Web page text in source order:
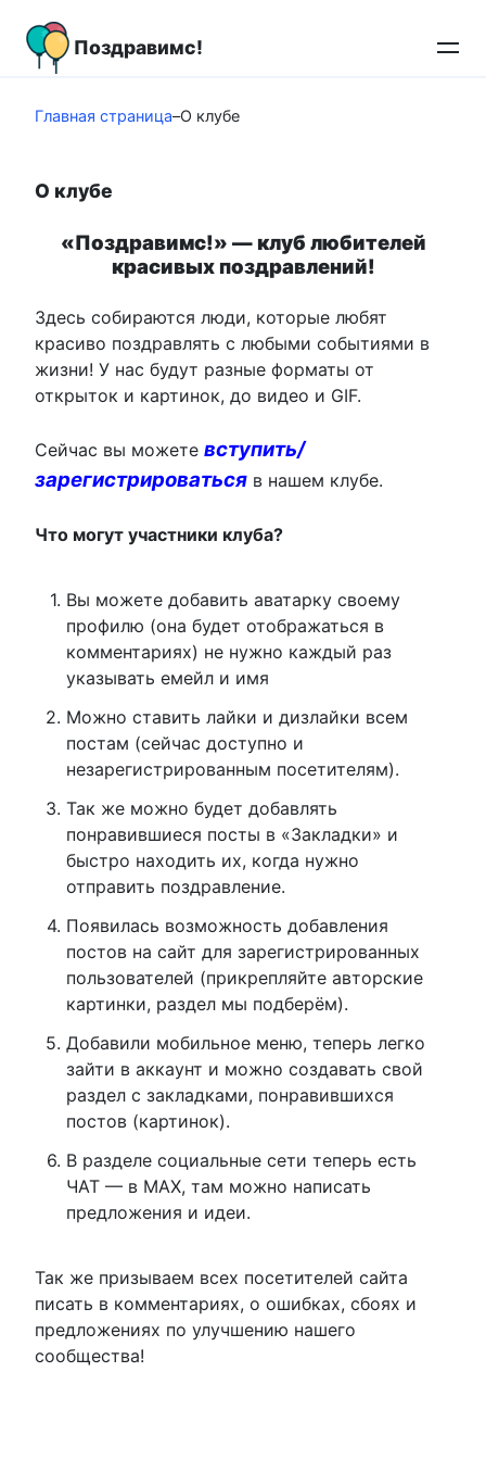
контенту
Поздравимс!
Главная страница–О клубе
О клубе
«Поздравимс!» — клуб любителей
красивых поздравлений!
Здесь собираются люди, которые любят
красиво поздравлять с любыми событиями в
жизни! У нас будут разные форматы от
открыток и картинок, до видео и GIF.
Сейчас вы можете вступить/
зарегистрироваться в нашем клубе.
Что могут участники клуба?
Вы можете добавить аватарку своему
профилю (она будет отображаться в
комментариях) не нужно каждый раз
указывать емейл и имя
Можно ставить лайки и дизлайки всем
постам (сейчас доступно и
незарегистрированным посетителям).
Так же можно будет добавлять
понравившиеся посты в «Закладки» и
быстро находить их, когда нужно
отправить поздравление.
Появилась возможность добавления
постов на сайт для зарегистрированных
пользователей (прикрепляйте авторские
картинки, раздел мы подберём).
Добавили мобильное меню, теперь легко
зайти в аккаунт и можно создавать свой
раздел с закладками, понравившихся
постов (картинок).
В разделе социальные сети теперь есть
ЧАТ — в MAX, там можно написать
предложения и идеи.
Так же призываем всех посетителей сайта
писать в комментариях, о ошибках, сбоях и
предложениях по улучшению нашего
сообщества!